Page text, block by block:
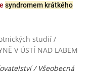
syndromem krátkého
studií /
V ÚSTÍ NAD LABEM
/ Všeobecná